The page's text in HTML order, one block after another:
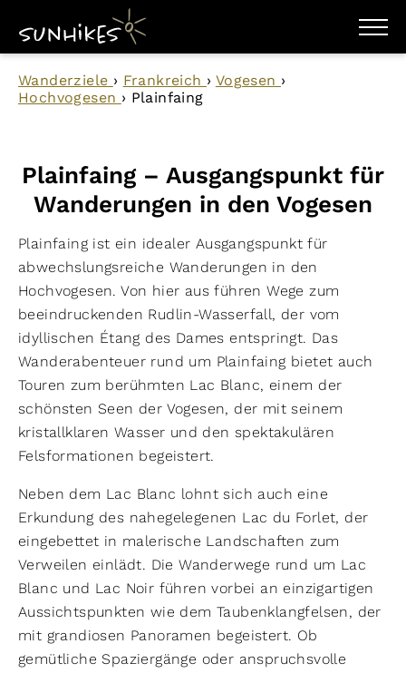
WANDERZIELE
WANDERUNGEN
ENTDECKEN
Wanderziele › Frankreich › Vogesen ›
Hochvogesen › Plainfaing
Plainfaing – Ausgangspunkt für
Wanderungen in den Vogesen
Plainfaing ist ein idealer Ausgangspunkt für
abwechslungsreiche Wanderungen in den
Hochvogesen. Von hier aus führen Wege zum
beeindruckenden Rudlin-Wasserfall, der vom
idyllischen Étang des Dames entspringt. Das
Wanderabenteuer rund um Plainfaing bietet auch
Touren zum berühmten Lac Blanc, einem der
schönsten Seen der Vogesen, der mit seinem
kristallklaren Wasser und den spektakulären
Felsformationen begeistert.
Neben dem Lac Blanc lohnt sich auch eine
Erkundung des nahegelegenen Lac du Forlet, der
eingebettet in malerische Landschaften zum
Verweilen einlädt. Die Wanderwege rund um Lac
Blanc und Lac Noir führen vorbei an einzigartigen
Aussichtspunkten wie dem Taubenklangfelsen, der
mit grandiosen Panoramen begeistert. Ob
gemütliche Spaziergänge oder anspruchsvolle